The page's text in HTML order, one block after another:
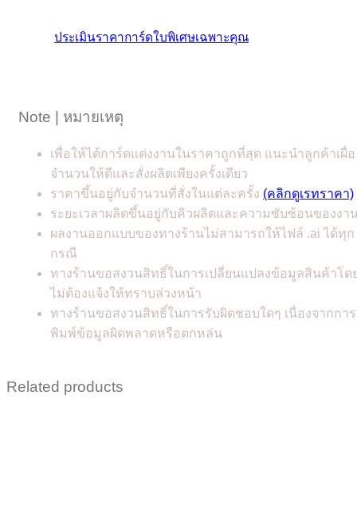
ประเมินราคาการ์ดใบพิเศษเฉพาะคุณ
Note | หมายเหตุ
เพื่อให้ได้การ์ดแต่งงานในราคาถูกที่สุด แนะนำลูกค้าเผื่อ
จำนวนให้ดีและสั่งผลิตเพียงครั้งเดียว
ราคาขึ้นอยู่กับจำนวนที่สั่งในแต่ละครั้ง (คลิกดูเรทราคา)
ระยะเวลาผลิตขึ้นอยู่กับคิวผลิตและความซับซ้อนของงา
ผลงานออกแบบของทางร้านไม่สามารถให้ไฟล์ .ai ได้ทุก
กรณี
ทางร้านขอสงวนสิทธิ์ในการเปลี่ยนแปลงข้อมูลสินค้าโด
ไม่ต้องแจ้งให้ทราบล่วงหน้า
ทางร้านขอสงวนสิทธิ์ในการรับผิดชอบใดๆ เนื่องจากการ
พิมพ์ข้อมูลผิดพลาดหรือตกหล่น
Related products